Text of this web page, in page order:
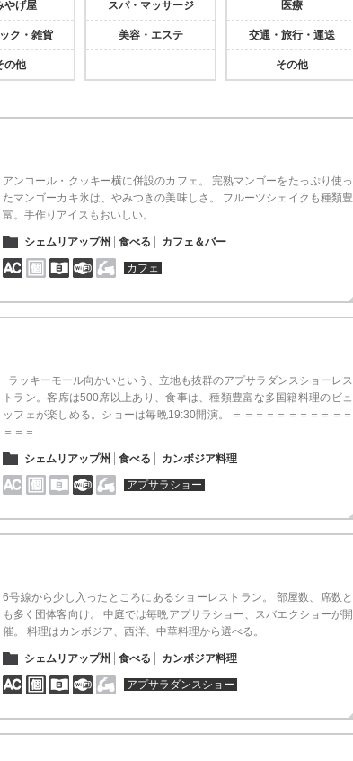
やげ屋
ク・雑貨
の他
スパ・マッサージ
美容・エステ
医療
交通・旅行・運送
その他
アンコール・クッキー横に併設のカフェ。 完熟マンゴーをたっぷり使っ
たマンゴーカキ氷は、やみつきの美味しさ。 フルーツシェイクも種類豊
富。手作りアイスもおいしい。
シェムリアップ州 食べる カフェ＆バー
カフェ
ラッキーモール向かいという、立地も抜群のアプサラダンスショーレス
トラン。客席は500席以上あり、食事は、種類豊富な多国籍料理のビュ
ッフェが楽しめる。ショーは毎晩19:30開演。 ＝＝＝＝＝＝＝＝＝＝＝
＝＝＝
シェムリアップ州 食べる カンボジア料理
アプサラショー
6号線から少し入ったところにあるショーレストラン。 部屋数、席数と
も多く団体客向け。 中庭では毎晩アプサラショー、スバエクショーが開
催。 料理はカンボジア、西洋、中華料理から選べる。
シェムリアップ州 食べる カンボジア料理
アプサラダンスショー